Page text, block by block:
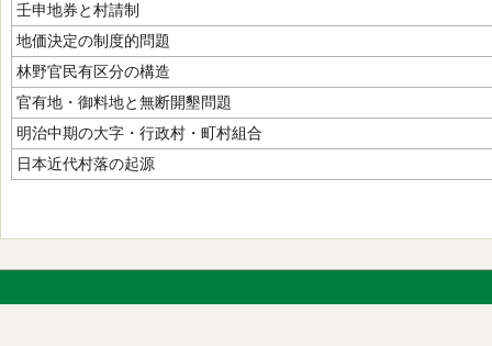
壬申地券と村請制
地価決定の制度的問題
林野官民有区分の構造
官有地・御料地と無断開墾問題
明治中期の大字・行政村・町村組合
日本近代村落の起源